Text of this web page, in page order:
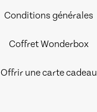
Conditions générales
Coffret Wonderbox
Offrir une carte cadeau